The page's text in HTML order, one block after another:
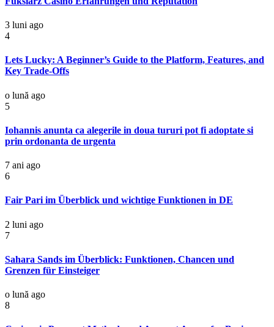
3 luni ago
4
Lets Lucky: A Beginner’s Guide to the Platform, Features, and
Key Trade-Offs
o lună ago
5
Iohannis anunta ca alegerile in doua tururi pot fi adoptate si
prin ordonanta de urgenta
7 ani ago
6
Fair Pari im Überblick und wichtige Funktionen in DE
2 luni ago
7
Sahara Sands im Überblick: Funktionen, Chancen und
Grenzen für Einsteiger
o lună ago
8